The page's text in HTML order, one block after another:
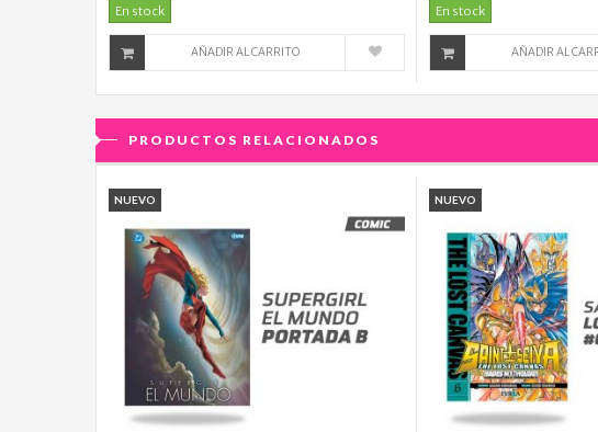
En stock
AÑADIR AL CARRITO
En stock
AÑADIR AL
PRODUCTOS RELACIONADOS
NUEVO NUEVO